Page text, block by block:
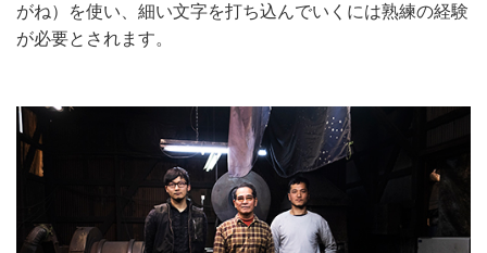
がね）を使い、細い文字を打ち込んでいくには熟練の経験
が必要とされます。